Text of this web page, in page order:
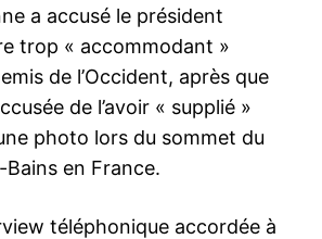
a accusé le président
trop « accommodant »
de l’Occident, après que
de l’avoir « supplié »
photo lors du sommet du
Bains en France.
téléphonique accordée à